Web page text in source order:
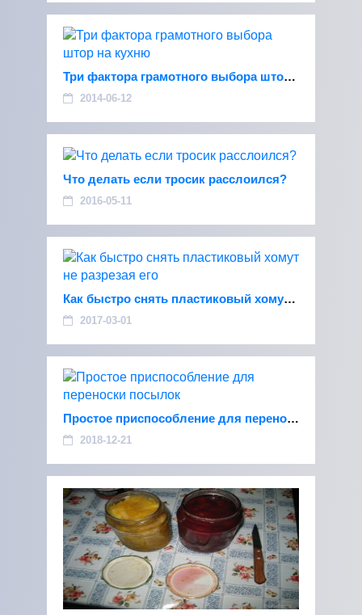
Три фактора грамотного выбора штор на кухню
2014-06-12
Что делать если тросик расслоился?
2016-05-11
Как быстро снять пластиковый хомут не разрезая его
2017-03-01
Простое приспособление для переноски посылок
2018-12-21